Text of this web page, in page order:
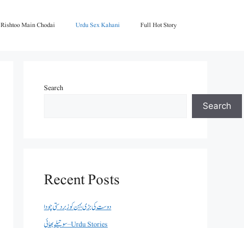
Rishtoo Main Chodai Urdu Sex Kahani Full Hot Story
Search
Search
Recent Posts
دوست کی بڑی بہن کو زبردستی چودا
سوتیلے بھائی – Urdu Stories